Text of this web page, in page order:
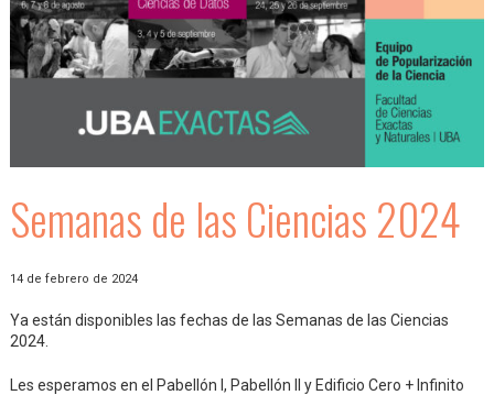
Semanas de las Ciencias 2024
14 de febrero de 2024
Ya están disponibles las fechas de las Semanas de las Ciencias
2024.
Les esperamos en el Pabellón I, Pabellón II y Edificio Cero + Infinito